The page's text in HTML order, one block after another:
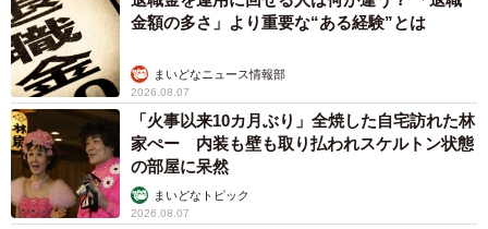
金額の多さ」より重要な“ある経験”とは
まいどなニュース情報部
2026.08.07
「火事以来10カ月ぶり」全焼した自宅訪れた林
家ぺー 内装も壁も取り払われスケルトン状態
の部屋に呆然
まいどなトピック
2026.08.07